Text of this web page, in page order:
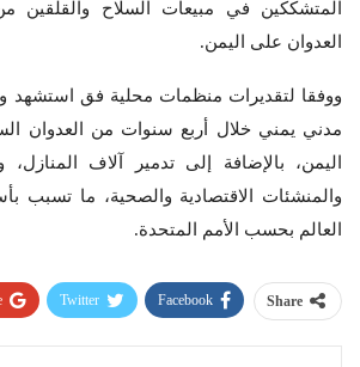
المتشككين في مبيعات السلاح والقلقين
العدوان على اليمن.
مدني يمني خلال أربع سنوات من العدوان
اليمن، بالإضافة إلى تدمير آلاف المنازل،
والمنشئات الاقتصادية والصحية، ما تسبب
العالم بحسب الأمم المتحدة.
Share
Facebook
Twitter